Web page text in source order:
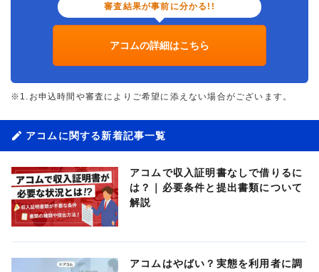
審査結果が事前に分かる!!
アコムの詳細はこちら
※1.お申込時間や審査によりご希望に添えない場合がございます。
アコムに関する新着記事一覧
アコムで収入証明書なしで借りるに
は？｜必要条件と提出書類について
解説
アコムはやばい？実態を利用者に調